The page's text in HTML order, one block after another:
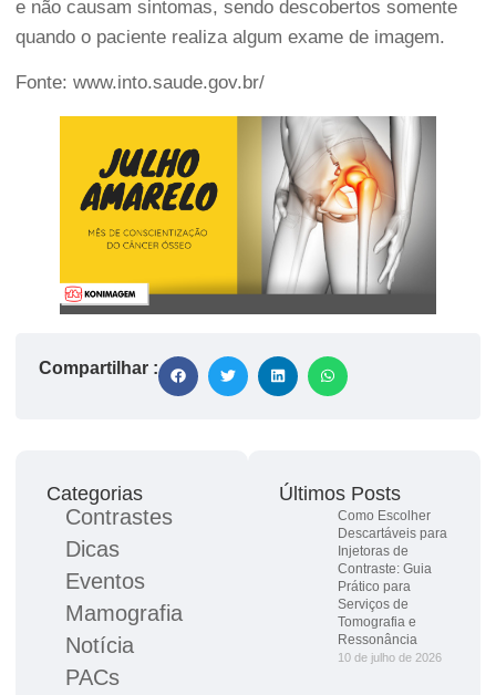
e não causam sintomas, sendo descobertos somente
quando o paciente realiza algum exame de imagem.
Fonte: www.into.saude.gov.br/
Compartilhar :
Categorias
Contrastes
Dicas
Eventos
Mamografia
Notícia
PACs
Últimos Posts
Como Escolher
Descartáveis para
Injetoras de
Contraste: Guia
Prático para
Serviços de
Tomografia e
Ressonância
10 de julho de 2026